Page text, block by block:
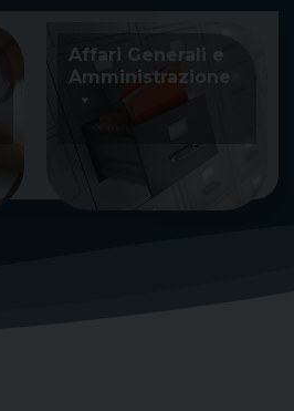
Affari Generali e
Amministrazione